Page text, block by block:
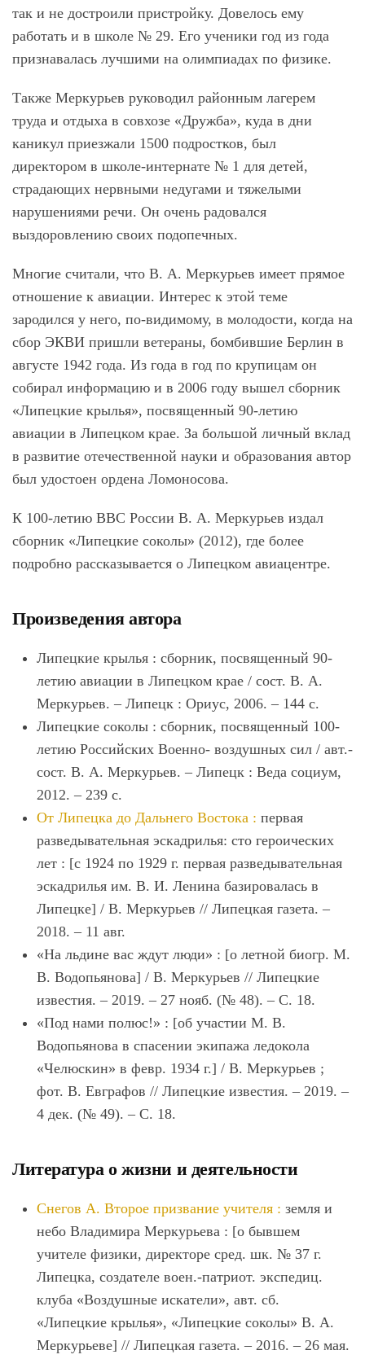
так и не достроили пристройку. Довелось ему
работать и в школе № 29. Его ученики год из года
признавалась лучшими на олимпиадах по физике.
Также Меркурьев руководил районным лагерем
труда и отдыха в совхозе «Дружба», куда в дни
каникул приезжали 1500 подростков, был
директором в школе-интернате № 1 для детей,
страдающих нервными недугами и тяжелыми
нарушениями речи. Он очень радовался
выздоровлению своих подопечных.
Многие считали, что В. А. Меркурьев имеет прямое
отношение к авиации. Интерес к этой теме
зародился у него, по-видимому, в молодости, когда на
сбор ЭКВИ пришли ветераны, бомбившие Берлин в
августе 1942 года. Из года в год по крупицам он
собирал информацию и в 2006 году вышел сборник
«Липецкие крылья», посвященный 90-летию
авиации в Липецком крае. За большой личный вклад
в развитие отечественной науки и образования автор
был удостоен ордена Ломоносова.
К 100-летию ВВС России В. А. Меркурьев издал
сборник «Липецкие соколы» (2012), где более
подробно рассказывается о Липецком авиацентре.
Произведения автора
Липецкие крылья : сборник, посвященный 90-
летию авиации в Липецком крае / сост. В. А.
Меркурьев. – Липецк : Ориус, 2006. – 144 с.
Липецкие соколы : сборник, посвященный 100-
летию Российских Военно- воздушных сил / авт.-
сост. В. А. Меркурьев. – Липецк : Веда социум,
2012. – 239 с.
От Липецка до Дальнего Востока : первая
разведывательная эскадрилья: сто героических
лет : [с 1924 по 1929 г. первая разведывательная
эскадрилья им. В. И. Ленина базировалась в
Липецке] / В. Меркурьев // Липецкая газета. –
2018. – 11 авг.
«На льдине вас ждут люди» : [о летной биогр. М.
В. Водопьянова] / В. Меркурьев // Липецкие
известия. – 2019. – 27 нояб. (№ 48). – С. 18.
«Под нами полюс!» : [об участии М. В.
Водопьянова в спасении экипажа ледокола
«Челюскин» в февр. 1934 г.] / В. Меркурьев ;
фот. В. Евграфов // Липецкие известия. – 2019. –
4 дек. (№ 49). – С. 18.
Литература о жизни и деятельности
Снегов А. Второе призвание учителя : земля и
небо Владимира Меркурьева : [о бывшем
учителе физики, директоре сред. шк. № 37 г.
Липецка, создателе воен.-патриот. экспедиц.
клуба «Воздушные искатели», авт. сб.
«Липецкие крылья», «Липецкие соколы» В. А.
Меркурьеве] // Липецкая газета. – 2016. – 26 мая.